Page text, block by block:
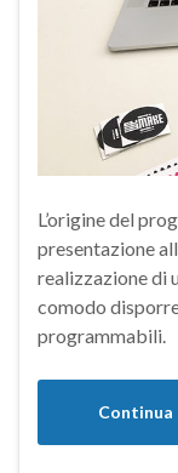
L’origine del
presentazione
realizzazione di
comodo
programmabili.
Continua